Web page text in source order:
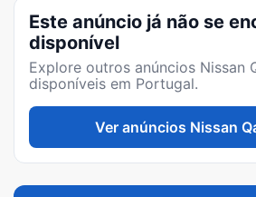
Este anúncio já não se
disponível
Explore outros anúncios Nissan
disponíveis em Portugal.
Ver anúncios Nissan